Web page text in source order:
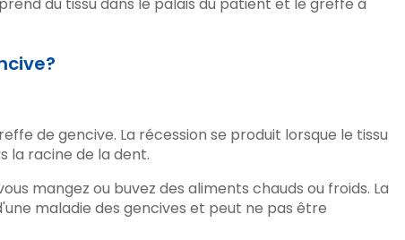
du tissu dans le palais du patient et le greffe à
de gencive. La récession se produit lorsque le tissu
la racine de la dent.
mangez ou buvez des aliments chauds ou froids. La
maladie des gencives et peut ne pas être